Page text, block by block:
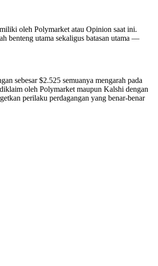
oleh Polymarket atau Opinion saat ini.
benteng utama sekaligus batasan utama —
sebesar $2.525 semuanya mengarah pada
oleh Polymarket maupun Kalshi dengan
perilaku perdagangan yang benar-benar